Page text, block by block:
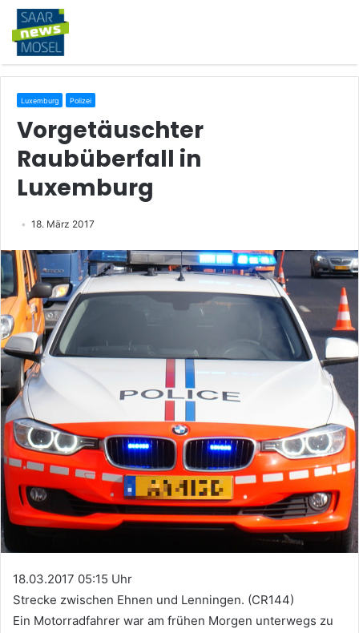
Luxemburg Polizei
Vorgetäuschter
Raubüberfall in
Luxemburg
18. März 2017
18.03.2017 05:15 Uhr
Strecke zwischen Ehnen und Lenningen. (CR144)
Ein Motorradfahrer war am frühen Morgen unterwegs zu